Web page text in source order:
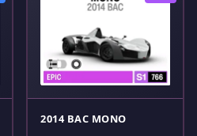
2014 BAC MONO